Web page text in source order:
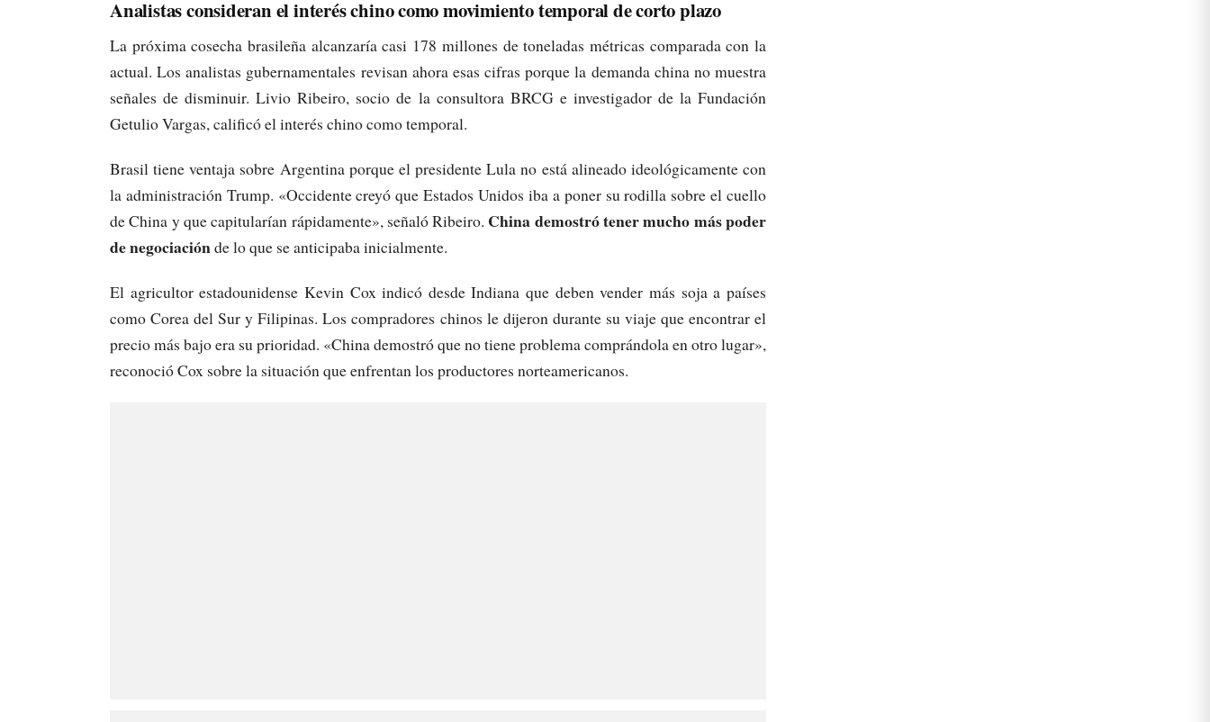
Analistas consideran el interés chino como movimiento temporal de corto plazo
La próxima cosecha brasileña alcanzaría casi 178 millones de toneladas métricas comparada con la
actual. Los analistas gubernamentales revisan ahora esas cifras porque la demanda china no muestra
señales de disminuir. Livio Ribeiro, socio de la consultora BRCG e investigador de la Fundación
Getulio Vargas, calificó el interés chino como temporal.
Brasil tiene ventaja sobre Argentina porque el presidente Lula no está alineado ideológicamente con
la administración Trump. «Occidente creyó que Estados Unidos iba a poner su rodilla sobre el cuello
de China y que capitularían rápidamente», señaló Ribeiro. China demostró tener mucho más poder
de negociaciónde lo que se anticipaba inicialmente.
El agricultor estadounidense Kevin Cox indicó desde Indiana que deben vender más soja a países
como Corea del Sur y Filipinas. Los compradores chinos le dijeron durante su viaje que encontrar el
precio más bajo era su prioridad. «China demostró que no tiene problema comprándola en otro lugar»,
reconoció Cox sobre la situación que enfrentan los productores norteamericanos.